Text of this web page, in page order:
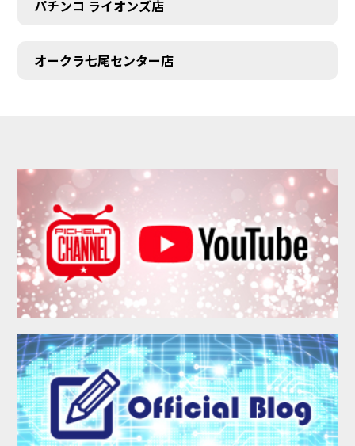
パチンコ ライオンズ店
オークラ七尾センター店